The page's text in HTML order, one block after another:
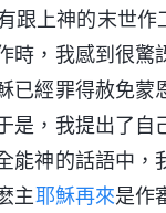
跟上神的末世
時，我感到很
已經罪得赦免
是，我提出了
能神的話語中
主耶穌再來是作